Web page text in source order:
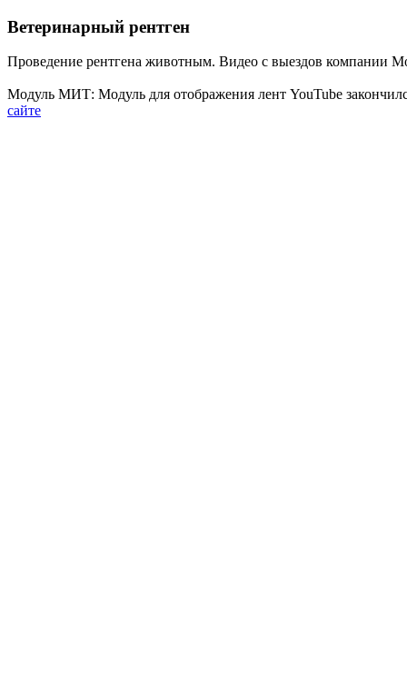
Ветеринарный рентген
Проведение рентгена животным. Видео с выездов компании
Модуль МИТ: Модуль для отображения лент YouTube
сайте